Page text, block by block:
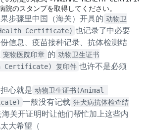
院のスタンプを取得してください。
步骤7 里中国（海关）开具的 动物卫
Health Certificate) 也记录了 Form AC 中必要
信息、疫苗接种记录、抗体检测结
宠物医院印章 的 动物卫生证书
Certificate) 复印件 也许不是必须
心就是 动物卫生证书(Animal
一般没有记载 狂犬病抗体检查结
海关开证明时让他们帮忙加上这些内
大希望（